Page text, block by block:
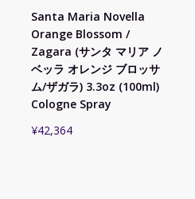
Santa Maria Novella
Orange Blossom /
Zagara (サンタ マリア ノ
ベッラ オレンジ ブロッサ
ム/ザガラ) 3.3oz (100ml)
Cologne Spray
¥42,364